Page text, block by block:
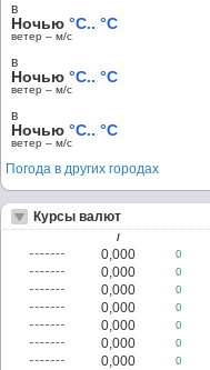
в
Ночью °C.. °C
ветер – м/c
в
Ночью °C.. °C
ветер – м/c
в
Ночью °C.. °C
ветер – м/c
Погода в других городах
Курсы валют
/
0,000 0
0,000
0
0,000
0
0,000
0
0,000
0
0,000
0
0,000
0